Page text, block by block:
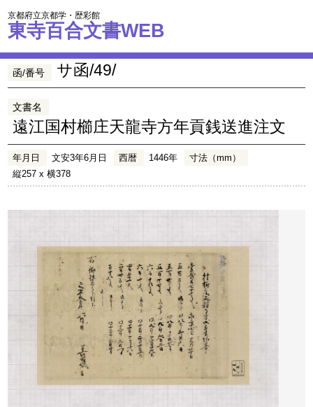
京都府立京都学・歴彩館
東寺百合文書WEB
函/番号 サ函/49/
文書名
遠江国村櫛庄天龍寺方年貢銭送進注文
年月日 文安3年6月日 西暦 1446年
寸法（mm）
縦257 x 横378